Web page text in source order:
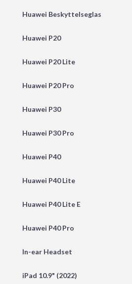
Huawei Beskyttelseglas
Huawei P20
Huawei P20 Lite
Huawei P20 Pro
Huawei P30
Huawei P30 Pro
Huawei P40
Huawei P40 Lite
Huawei P40 Lite E
Huawei P40 Pro
In-ear Headset
iPad 10.9" (2022)